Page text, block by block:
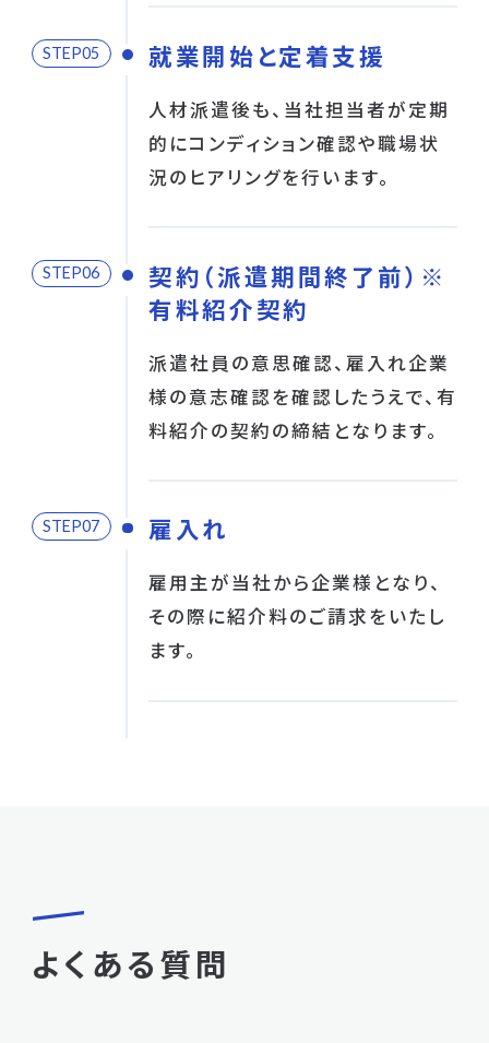
STEP 就業開始と定着支援
人材派遣後も、当社担当者が定期
的にコンディション確認や職場状
況のヒアリングを行います。
STEP
契約（派遣期間終了前）※
有料紹介契約
派遣社員の意思確認、雇入れ企業
様の意志確認を確認したうえで、有
料紹介の契約の締結となります。
STEP 雇入れ
雇用主が当社から企業様となり、
その際に紹介料のご請求をいたし
ます。
よくある質問